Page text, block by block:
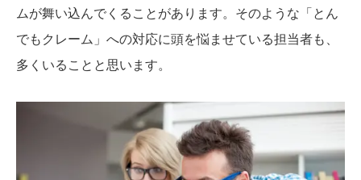
ムが舞い込んでくることがあります。そのような「とん
でもクレーム」への対応に頭を悩ませている担当者も、
多くいることと思います。